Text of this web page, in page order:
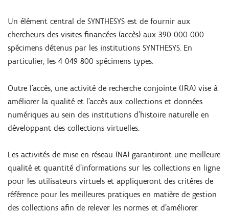
Un élément central de SYNTHESYS est de fournir aux
chercheurs des visites financées (accès) aux 390 000 000
spécimens détenus par les institutions SYNTHESYS. En
particulier, les 4 049 800 spécimens types.
Outre l'accès, une activité de recherche conjointe (JRA) vise à
améliorer la qualité et l'accès aux collections et données
numériques au sein des institutions d'histoire naturelle en
développant des collections virtuelles.
Les activités de mise en réseau (NA) garantiront une meilleure
qualité et quantité d'informations sur les collections en ligne
pour les utilisateurs virtuels et appliqueront des critères de
référence pour les meilleures pratiques en matière de gestion
des collections afin de relever les normes et d'améliorer